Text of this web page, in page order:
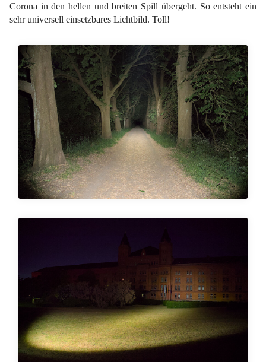
Corona in den hellen und breiten Spill übergeht. So entsteht ein
sehr universell einsetzbares Lichtbild. Toll!